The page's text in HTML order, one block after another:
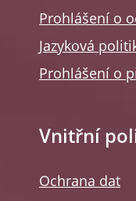
Prohlášení o
Jazyková
Prohlášení o
Vnitřní
Ochrana dat